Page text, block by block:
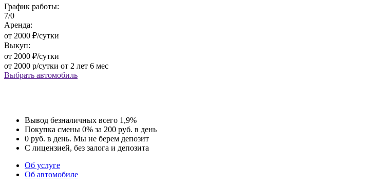
График работы:
7/0
Аренда:
от 2000 ₽/сутки
Выкуп:
от 2000 ₽/сутки
от 2000 р/сутки от 2 лет 6 мес
Выбрать автомобиль
Вывод безналичных всего 1,9%
Покупка смены 0% за 200 руб. в день
0 руб. в день. Мы не берем депозит
С лицензией, без залога и депозита
Об услуге
Об автомобиле